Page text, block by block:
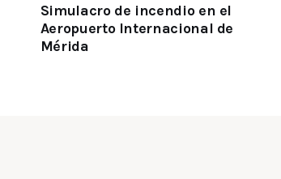
Simulacro de incendio en el
Aeropuerto Internacional de
Mérida